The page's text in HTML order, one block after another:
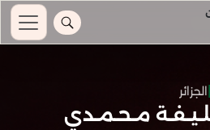
الجزائر
مـحـمـدي